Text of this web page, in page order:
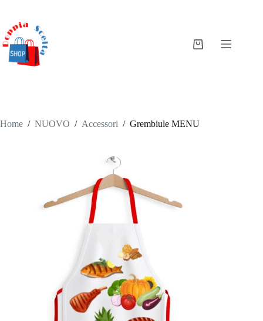
contenuto
Carrello
Home / NUOVO / Accessori / Grembiule MENU